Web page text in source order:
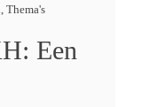
, Thema's
Een